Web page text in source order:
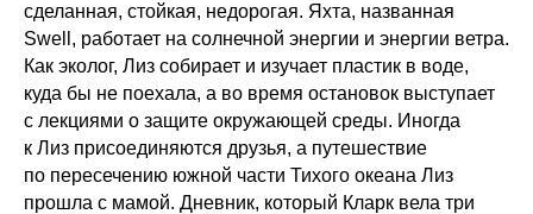
сделанная, стойкая, недорогая. Яхта, названная
Swell, работает на солнечной энергии и энергии ветра.
Как эколог, Лиз собирает и изучает пластик в воде,
куда бы не поехала, а во время остановок выступает
с лекциями о защите окружающей среды. Иногда
к Лиз присоединяются друзья, а путешествие
по пересечению южной части Тихого океана Лиз
прошла с мамой. Дневник, который Кларк вела три